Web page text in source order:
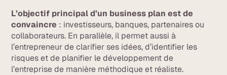
L’objectif principal d’un business plan est de
convaincre : investisseurs, banques, partenaires ou
collaborateurs. En parallèle, il permet aussi à
l’entrepreneur de clarifier ses idées, d’identifier les
risques et de planifier le développement de
l’entreprise de manière méthodique et réaliste.